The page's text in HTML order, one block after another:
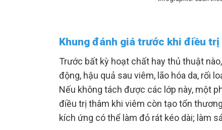
Khung đánh giá trước khi điều trị
Trước bất kỳ hoạt chất hay thủ thuật
động, hậu quả sau viêm, lão hóa da, rối
Nếu không tách được các lớp này, một
điều trị thâm khi viêm còn tạo tổn
kích ứng có thể làm đỏ rát kéo dài; làm